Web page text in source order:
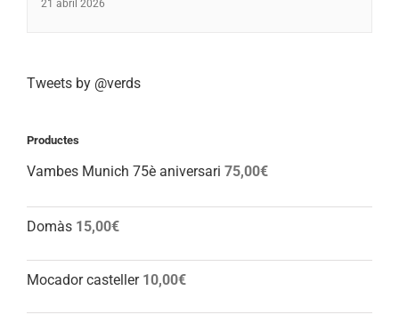
21 abril 2026
Tweets by @verds
Productes
Vambes Munich 75è aniversari 75,00€
Domàs 15,00€
Mocador casteller 10,00€